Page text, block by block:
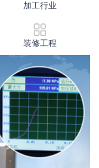
加工行业
装修工程